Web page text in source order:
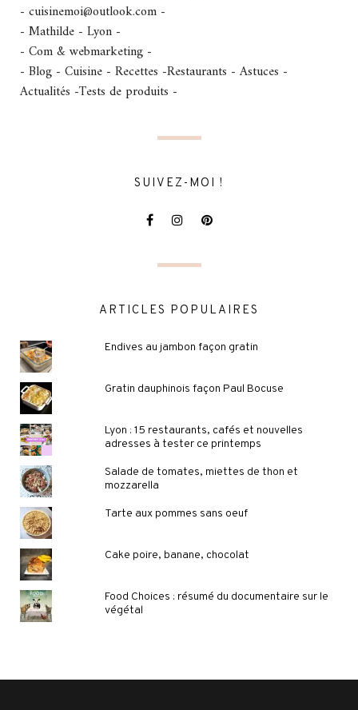
- cuisinemoi@outlook.com -
- Mathilde - Lyon -
- Com & webmarketing -
- Blog - Cuisine - Recettes -Restaurants - Astuces -
Actualités -Tests de produits -
SUIVEZ-MOI !
ARTICLES POPULAIRES
Endives au jambon façon gratin
Gratin dauphinois façon Paul Bocuse
Lyon : 15 restaurants, cafés et nouvelles
adresses à tester ce printemps
Salade de tomates, miettes de thon et
mozzarella
Tarte aux pommes sans oeuf
Cake poire, banane, chocolat
Food Choices : résumé du documentaire sur le
végétal